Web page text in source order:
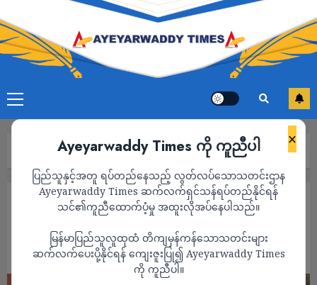
×
Ayeyarwaddy Times ကို ကူညီပါ
ပြည်သူနှင့်အတူ ရပ်တည်နေသည့် လွတ်လပ်သောသတင်းဌာန
Ayeyarwaddy Times ဆက်လက်ရှင်သန်ရပ်တည်နိုင်ရန်
သင်၏ကူညီထောက်ပံ့မှု အထူးလိုအပ်နေပါသည်။
မြန်မာပြည်သူလူထုထံ တိကျမှန်ကန်သောသတင်းများ
ဆက်လက်ပေးပို့နိုင်ရန် ကျေးဇူးပြု၍ Ayeyarwaddy Times
ကို ကူညီပါ။
နိုင်ငံတကာခေတ်ပြိုင်ရုပ်ပုံလွှာများ(၅)
နိုင်ငံတကာခေတ်ပြိုင်ရုပ်ပုံလွှာများ(၅)
ADMIN JUNE 28, 2026